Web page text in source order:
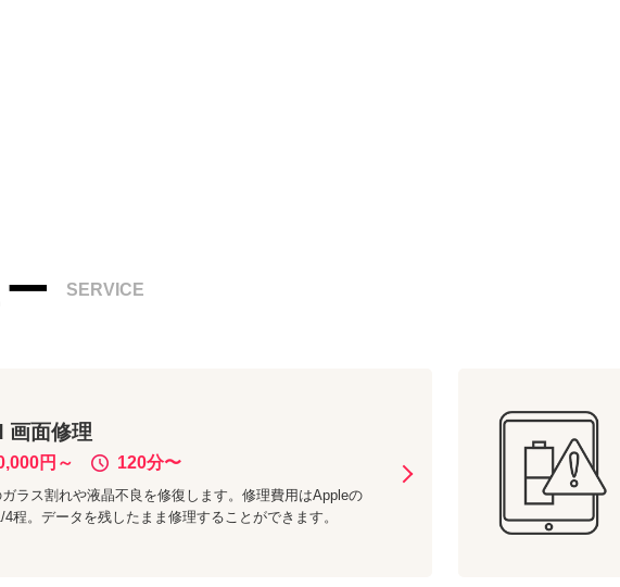
SERVICE
画面修理
円～ 120分〜
ラス割れや液晶不良を修復します。修理費用はAppleの
4程。データを残したまま修理することができます。